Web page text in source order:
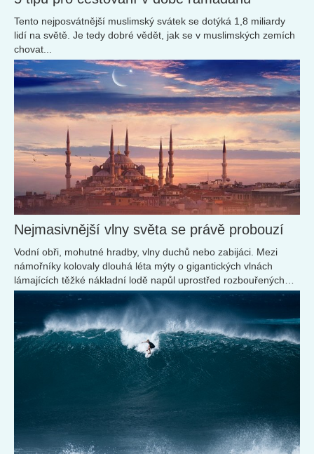
Tento nejposvátnější muslimský svátek se dotýká 1,8 miliardy
lidí na světě. Je tedy dobré vědět, jak se v muslimských zemích
chovat...
Nejmasivnější vlny světa se právě probouzí
Vodní obři, mohutné hradby, vlny duchů nebo zabijáci. Mezi
námořníky kolovaly dlouhá léta mýty o gigantických vlnách
lámajících těžké nákladní lodě napůl uprostřed rozbouřených
moří. Dnes na ně věří celý svět. Abyste je spatřili, nemusíte
plout daleko od pevniny. Mocné vodní masy se v zimě objevují i
u jindy poklidných břehů. Jedni by se s nimi nepřáli potkat ani v
tom nejděsivějším snu, druzí se za nimi honí po celém světě,
dobrovolně se nechávají na jejich vrcholy vyvést skútry a
napumpovaní adrenalinem je sjíždějí. Kde je najdete?